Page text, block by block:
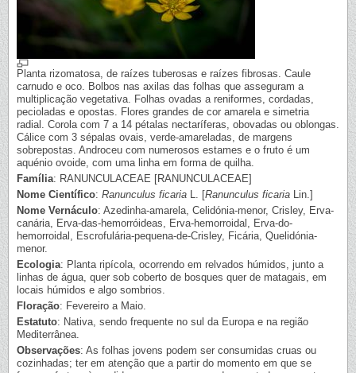
Planta rizomatosa, de raízes tuberosas e raízes fibrosas. Caule
carnudo e oco. Bolbos nas axilas das folhas que asseguram a
multiplicação vegetativa. Folhas ovadas a reniformes, cordadas,
pecioladas e opostas. Flores grandes de cor amarela e simetria
radial. Corola com 7 a 14 pétalas nectaríferas, obovadas ou oblongas.
Cálice com 3 sépalas ovais, verde-amareladas, de margens
sobrepostas. Androceu com numerosos estames e o fruto é um
aquénio ovoide, com uma linha em forma de quilha.
Família: RANUNCULACEAE [RANUNCULACEAE]
Nome Científico: Ranunculus ficaria L. [Ranunculus ficaria Lin.]
Nome Vernáculo: Azedinha-amarela, Celidónia-menor, Crisley, Erva-
canária, Erva-das-hemorróideas, Erva-hemorroidal, Erva-do-
hemorroidal, Escrofulária-pequena-de-Crisley, Ficária, Quelidónia-
menor.
Ecologia: Planta ripícola, ocorrendo em relvados húmidos, junto a
linhas de água, quer sob coberto de bosques quer de matagais, em
locais húmidos e algo sombrios.
Floração: Fevereiro a Maio.
Estatuto: Nativa, sendo frequente no sul da Europa e na região
Mediterrânea.
Observações: As folhas jovens podem ser consumidas cruas ou
cozinhadas; ter em atenção que a partir do momento em que se